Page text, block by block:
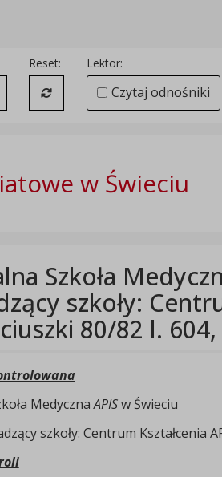
między literami
interlinię i margines między
Reset:
Przywróć ustawienia domyślne
Lektor:
Czytaj odnośniki
w Świeciu
Szkoła
szkoły:
80/82 l.
MedycznaAPISw Świeciu
szkoły: Centrum Kształcenia